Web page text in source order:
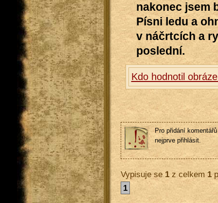
nakonec jsem
Písni ledu a
v náčrtcích a
poslední.
Kdo hodnotil
Pro přidání
nejprve přihlásit.
Vypisuje se1z celkem1
1